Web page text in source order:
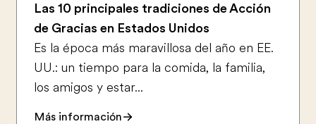
Las 10 principales tradiciones de Acción
de Gracias en Estados Unidos
Es la época más maravillosa del año en EE.
UU.: un tiempo para la comida, la familia,
los amigos y estar...
Más información